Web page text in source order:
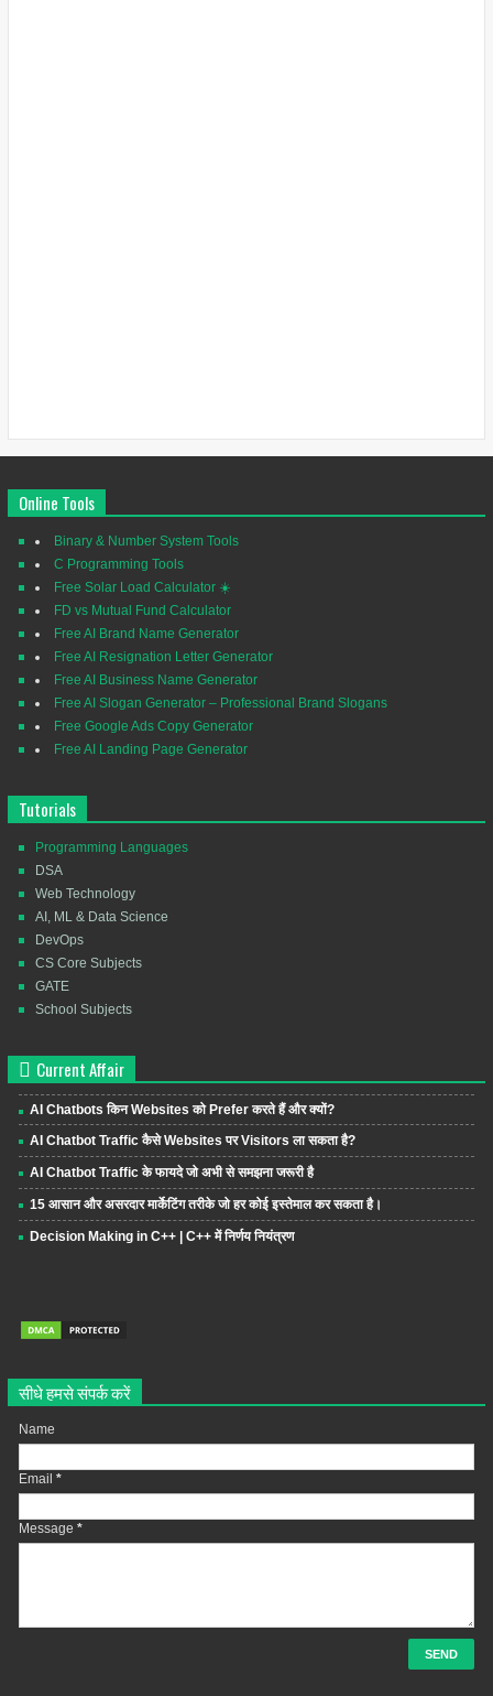
Online Tools
Binary & Number System Tools
C Programming Tools
Free Solar Load Calculator ☀️
FD vs Mutual Fund Calculator
Free AI Brand Name Generator
Free AI Resignation Letter Generator
Free AI Business Name Generator
Free AI Slogan Generator – Professional Brand Slogans
Free Google Ads Copy Generator
Free AI Landing Page Generator
Tutorials
Programming Languages
DSA
Web Technology
AI, ML & Data Science
DevOps
CS Core Subjects
GATE
School Subjects
Current Affair
AI Chatbots किन Websites को Prefer करते हैं और क्यों?
AI Chatbot Traffic कैसे Websites पर Visitors ला सकता है?
AI Chatbot Traffic के फायदे जो अभी से समझना जरूरी है
15 आसान और असरदार मार्केटिंग तरीके जो हर कोई इस्तेमाल कर सकता है।
Decision Making in C++ | C++ में निर्णय नियंत्रण
सीधे हमसे संपर्क करें
Name
Email *
Message *